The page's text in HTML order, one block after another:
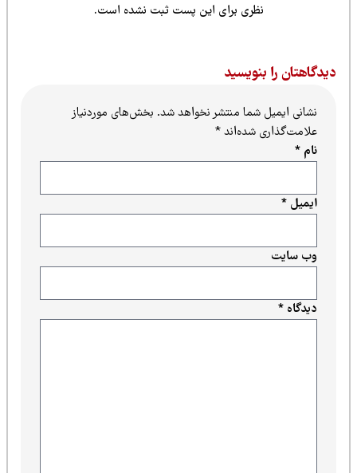
نظری برای این پست ثبت نشده است.
را بنویسید
نشانی ایمیل شما منتشر نخواهد شد.بخش‌های موردنیاز
علامت‌گذاری شده‌اند*
دیدگاه*
ایمیل*
وب‌ سایت